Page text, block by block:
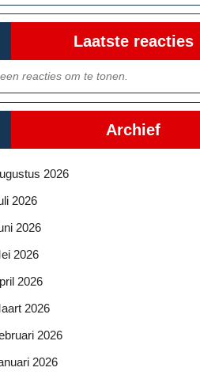
Laatste reacties
reacties om te tonen.
Archief
2026
2026
2026
2026
2026
2026
2026
2026